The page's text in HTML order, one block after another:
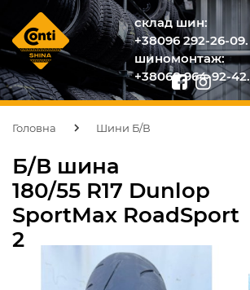
склад шин:
+38096 292-26-09.
шиномонтаж:
+38068 964-92-42.
Головна Шини Б/В
Б/В шина
180/55 R17 Dunlop
SportMax RoadSport
2